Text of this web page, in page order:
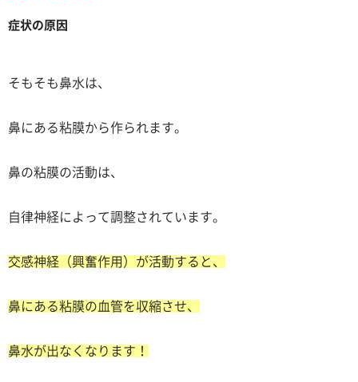
症状の原因
そもそも鼻水は、
鼻にある粘膜から作られます。
鼻の粘膜の活動は、
自律神経によって調整されています。
交感神経（興奮作用）が活動すると、
鼻にある粘膜の血管を収縮させ、
鼻水が出なくなります！